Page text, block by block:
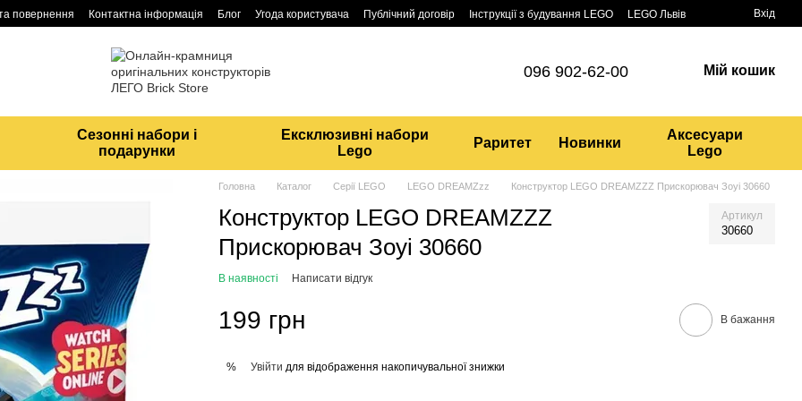
повернення Контактна інформація Блог Угода користувача Публічний договір Інструкції з будування LEGO LEGO Львів Вхід
096 902-62-00 Мій кошик
Сезонні набори і
подарунки
Ексклюзивні набори
Lego
Раритет Новинки
Аксесуари
Lego
Головна Каталог Серії LEGO LEGO DREAMZzz Конструктор LEGO DREAMZZZ Прискорювач Зоуі 30660
Конструктор LEGO DREAMZZZ
Прискорювач Зоуі 30660
Артикул
30660
В наявності Написати відгук
199 грн В бажання
% Увійти для відображення накопичувальної знижки